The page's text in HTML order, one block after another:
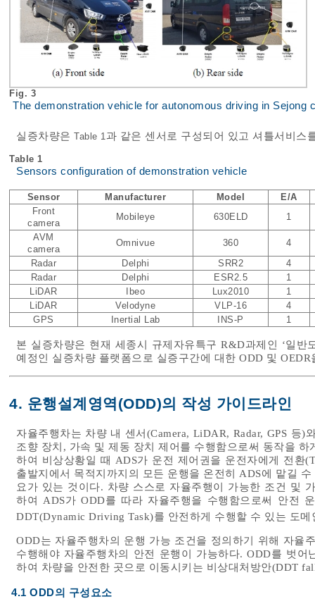
Fig. 3
The demonstration vehicle for autonomous driving in Sejong
실증차량은 Table 1 과 같은 센서로 구성되어 있고 셔틀서비스
Table 1
Sensors configuration of demonstration vehicle
Sensor Manufacturer Model
E/A
Front
camera
Mobileye 630ELD
1
AVM
camera
Omnivue 360
4
Radar
Delphi SRR2
4
Radar
Delphi ESR2.5
1
LiDAR
Ibeo Lux2010
1
LiDAR
Velodyne VLP-16
4
GPS
Inertial Lab INS-P 1
본 실증차량은 현재 세종시 규제자유특구 R&D과제인 ‘일
예정인 실증차량 플랫폼으로 실증구간에 대한 ODD 및
4. 운행설계영역(ODD)의 작성 가이드라인
자율주행차는 차량 내 센서(Camera, LiDAR, Radar, GPS 등
조향 장치, 가속 및 제동 장치 제어를 수행함으로써 동작을
하여 비상상황일 때 ADS가 운전 제어권을 운전자에게 전환
출발지에서 목적지까지의 모든 운행을 온전히 ADS에 맡길
요가 있는 것이다. 차량 스스로 자율주행이 가능한 조건 및
하여 ADS가 ODD를 따라 자율주행을 수행함으로써 안전
DDT(Dynamic Driving Task)를 안전하게 수행할 수 있는 도
ODD는 자율주행차의 운행 가능 조건을 정의하기 위해 자율
수행해야 자율주행차의 안전 운행이 가능하다. ODD를 벗
하여 차량을 안전한 곳으로 이동시키는 비상대처방안(DDT
4.1 ODD의 구성요소